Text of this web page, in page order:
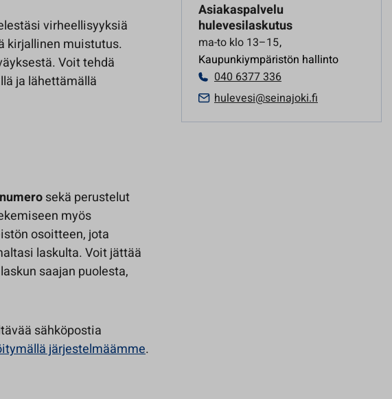
virheellisyyksiä
kirjallinen muistutus.
Voit tehdä
ja lähettämällä
sekä perustelut
myös
osoitteen, jota
laskulta. Voit jättää
saajan puolesta,
sähköpostia
järjestelmäämme.
Asiakaspalvelu
hulevesilaskutus
ma-to klo 13–15,
Kaupunkiympäristön hallinto
040 6377 336
hulevesi@seinajoki.fi